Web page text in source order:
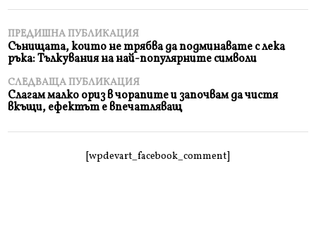
ПРЕДИШНА ПУБЛИКАЦИЯ
Сънищата, които не трябва да подминавате с лека
ръка: Тълкувания на най-популярните символи
СЛЕДВАЩА ПУБЛИКАЦИЯ
Слагам малко ориз в чорапите и започвам да чистя
вкъщи, ефектът е впечатляващ
[wpdevart_facebook_comment]